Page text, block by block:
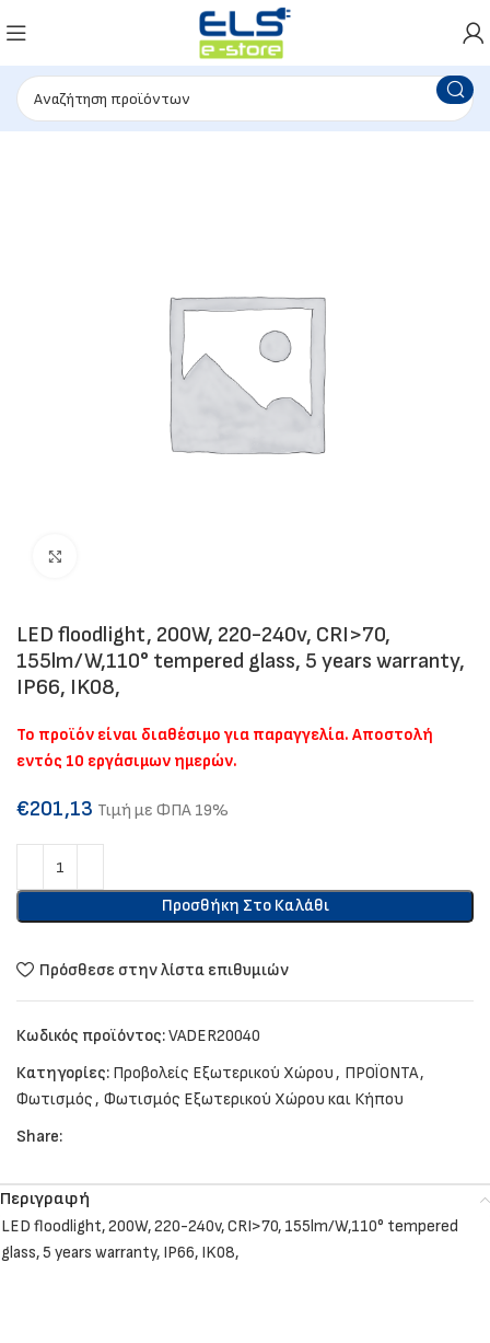
LED floodlight, 200W, 220-240v, CRI>70,
155lm/W,110° tempered glass, 5 years warranty,
IP66, IK08,
Το προϊόν είναι διαθέσιμο για παραγγελία. Αποστολή
εντός 10 εργάσιμων ημερών.
€201,13 Τιμή με ΦΠΑ 19%
Προσθήκη Στο Καλάθι
Πρόσθεσε στην λίστα επιθυμιών
Κωδικός προϊόντος:VADER20040
Κατηγορίες: Προβολείς Εξωτερικού Χώρου, ΠΡΟΪΟΝΤΑ,
Φωτισμός, Φωτισμός Εξωτερικού Χώρου και Κήπου
Share:
Περιγραφή
LED floodlight, 200W, 220-240v, CRI>70, 155lm/W,110° tempered
glass, 5 years warranty, IP66, IK08,